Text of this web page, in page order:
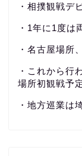
・相撲観戦デ
・1年に1度
・名古屋場所
・これから行
場所初観戦予
・地方巡業は